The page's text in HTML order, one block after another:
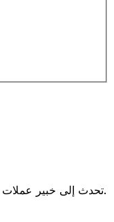
تحدث إلى خبير عملاتيمكننا التفوق على أسعار المنافسين.